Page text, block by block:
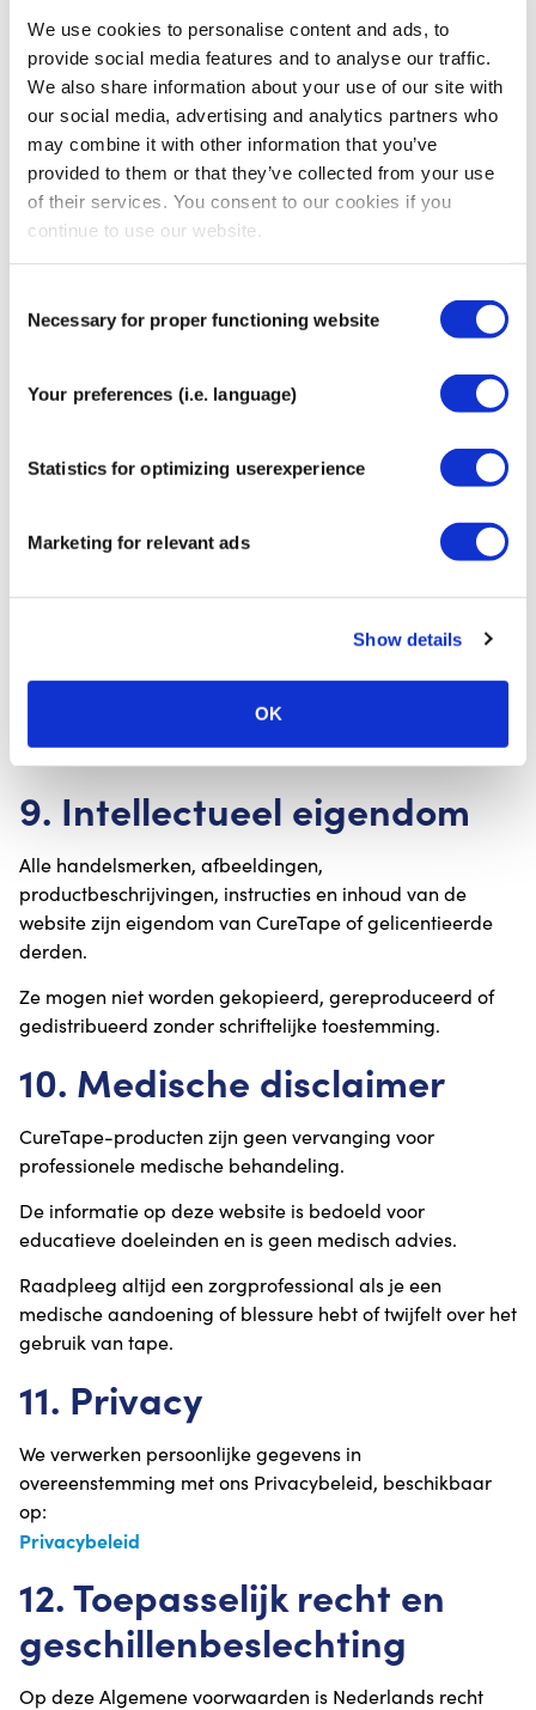
We use cookies to personalise content and ads, to
provide social media features and to analyse our traffic.
We also share information about your use of our site with
our social media, advertising and analytics partners who
may combine it with other information that you’ve
provided to them or that they’ve collected from your use
of their services. You consent to our cookies if you
continue to use our website.
Selection
Necessary for proper functioning website
Your preferences (i.e. language)
Statistics for optimizing userexperience
Marketing for relevant ads
Show details
OK
We garanderen dat onze producten:
Voldoen aan de specificaties op de website;
Zijn geschikt voor normaal gebruik;
op het moment van levering vrij zijn van
fabricagefouten.
Als je een defect of beschadigd product ontvangt, neem
dan onmiddellijk contact met ons op via
maakt de garantie ongeldig.
8. Beperking van
aansprakelijkheid
Voor zover wettelijk toegestaan is CureTape niet
Indirecte, incidentele of gevolgschade;
Niets in deze voorwaarden sluit aansprakelijkheid uit
wanneer een dergelijke uitsluiting bij wet verboden is.
9. Intellectueel eigendom
Alle handelsmerken, afbeeldingen,
productbeschrijvingen, instructies en inhoud van de
website zijn eigendom van CureTape of gelicentieerde
derden.
Ze mogen niet worden gekopieerd, gereproduceerd of
gedistribueerd zonder schriftelijke toestemming.
10. Medische disclaimer
CureTape-producten zijn geen vervanging voor
professionele medische behandeling.
De informatie op deze website is bedoeld voor
educatieve doeleinden en is geen medisch advies.
Raadpleeg altijd een zorgprofessional als je een
medische aandoening of blessure hebt of twijfelt over het
gebruik van tape.
11. Privacy
We verwerken persoonlijke gegevens in
overeenstemming met ons Privacybeleid, beschikbaar
op:
Privacybeleid
12. Toepasselijk recht en
geschillenbeslechting
Op deze Algemene voorwaarden is Nederlands recht